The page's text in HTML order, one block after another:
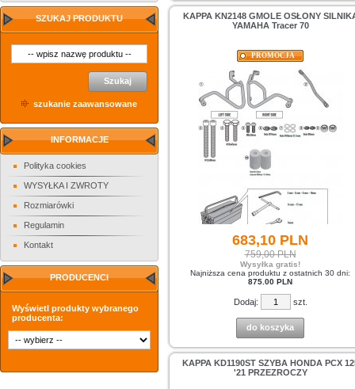
SZUKAJ PRODUKTU
Szukaj
szukanie zaawansowane
INFORMACJE
Polityka cookies
WYSYŁKA I ZWROTY
Rozmiarówki
Regulamin
Kontakt
PRODUCENCI
Wyświetl produkty wybranego
producenta:
KAPPA KN2148 GMOLE OSŁONY
YAMAHA Tracer 70
PROMOCJA
683,10 PLN
759,00 PLN
Wysyłka gratis!
Najniższa cena produktu z ostatnich 30 dni:
875.00 PLN
Dodaj: szt.
do koszyka
KAPPA KD1190ST SZYBA HONDA PCX
'21 PRZEZROCZY